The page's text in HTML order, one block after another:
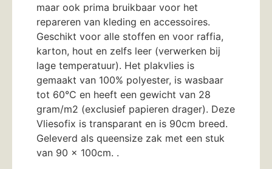
maar ook prima bruikbaar voor het
repareren van kleding en accessoires.
Geschikt voor alle stoffen en voor raffia,
karton, hout en zelfs leer (verwerken bij
lage temperatuur). Het plakvlies is
gemaakt van 100% polyester, is wasbaar
tot 60°C en heeft een gewicht van 28
gram/m2 (exclusief papieren drager). Deze
Vliesofix is transparant en is 90cm breed.
Geleverd als queensize zak met een stuk
van 90 x 100cm. .